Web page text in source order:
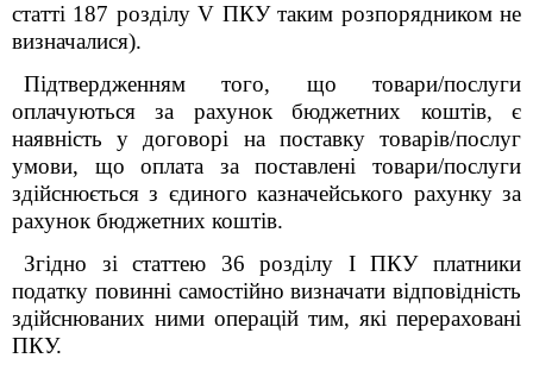
статті 187 розділу V ПКУ таким розпорядником не
визначалися).
Підтвердженням того, що товари/послуги
оплачуються за рахунок бюджетних коштів, є
наявність у договорі на поставку товарів/послуг
умови, що оплата за поставлені товари/послуги
здійснюється з єдиного казначейського рахунку за
рахунок бюджетних коштів.
Згідно зі статтею 36 розділу І ПКУ платники
податку повинні самостійно визначати відповідність
здійснюваних ними операцій тим, які перераховані
ПКУ.